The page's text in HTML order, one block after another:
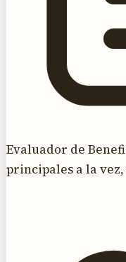
Evaluador de
principales a la